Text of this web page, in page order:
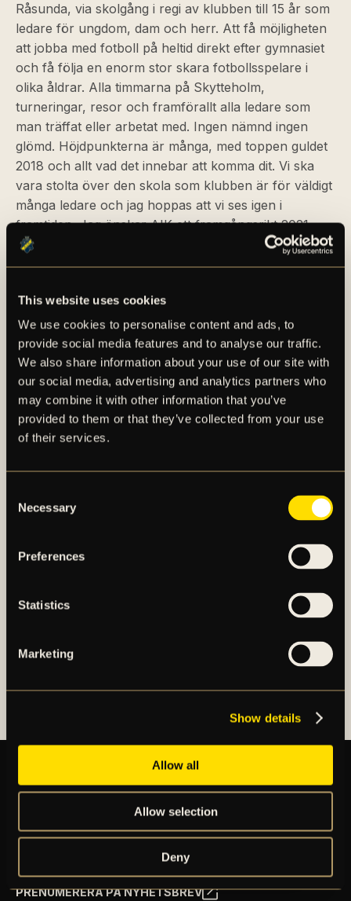
This website uses cookies
We use cookies to personalise content and ads, to
provide social media features and to analyse our traffic.
We also share information about your use of our site with
our social media, advertising and analytics partners who
may combine it with other information that you’ve
provided to them or that they’ve collected from your use
of their services.
Selection
Necessary
Preferences
Statistics
Marketing
Show details
Allow all
Allow selection
Deny
Råsunda, via skolgång i regi av klubben till 15 år som
ledare för ungdom, dam och herr. Att få möjligheten
att jobba med fotboll på heltid direkt efter gymnasiet
och få följa en enorm stor skara fotbollsspelare i
olika åldrar. Alla timmarna på Skytteholm,
turneringar, resor och framförallt alla ledare som
man träffat eller arbetat med. Ingen nämnd ingen
glömd. Höjdpunkterna är många, med toppen guldet
2018 och allt vad det innebar att komma dit. Vi ska
vara stolta över den skola som klubben är för väldigt
många ledare och jag hoppas att vi ses igen i
framtiden. Jag önskar AIK ett framgångsrikt 2021,
säger Patric Jildefalk.
det bifogade materialet i detta pressmeddelande.
AIK Fotboll AB bedriver AIK Fotbollsförenings
damlag. Herrlaget spelar i Allsvenskan och damlaget
noterat på NGM Nordic Growth Market Stockholm.
OM AIK FOTBOLL AB
ÅRSKORT
NYHETER
GÅ PÅ MATCH
PRENUMERERA PÅ NYHETSBREV